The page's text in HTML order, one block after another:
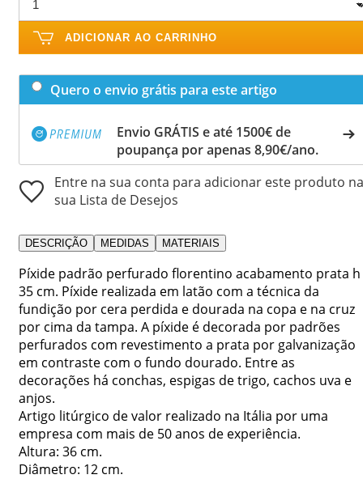
ADICIONAR AO CARRINHO
Quero o envio grátis para este artigo
Envio GRÁTIS e até 1500€ de
poupança por apenas 8,90€/ano.
Entre na sua conta para adicionar este produto na
sua Lista de Desejos
DESCRIÇÃO MEDIDAS MATERIAIS
Píxide padrão perfurado florentino acabamento prata h
35 cm. Píxide realizada em latão com a técnica da
fundição por cera perdida e dourada na copa e na cruz
por cima da tampa. A píxide é decorada por padrões
perfurados com revestimento a prata por galvanização
em contraste com o fundo dourado. Entre as
decorações há conchas, espigas de trigo, cachos uva e
anjos.
Artigo litúrgico de valor realizado na Itália por uma
empresa com mais de 50 anos de experiência.
Altura: 36 cm.
Diâmetro: 12 cm.